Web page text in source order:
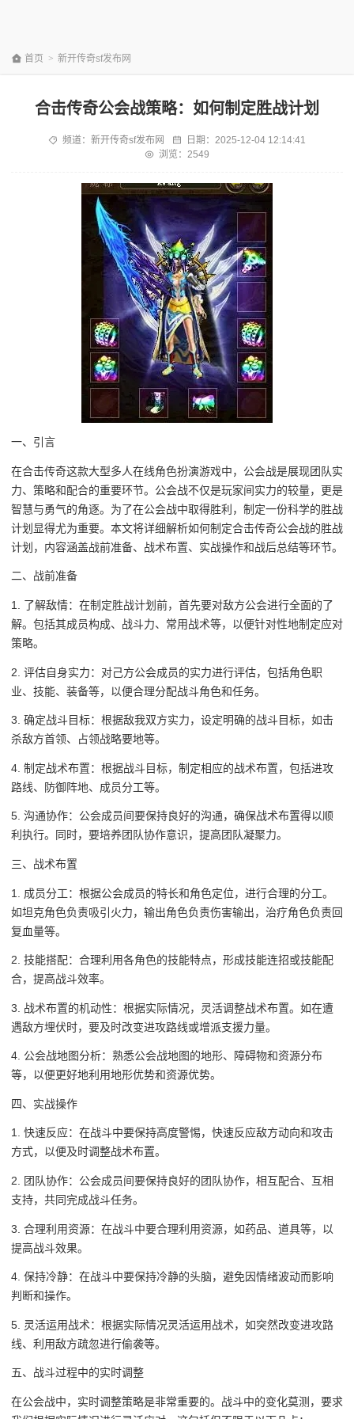
首页 > 新开传奇sf发布网
合击传奇公会战策略：如何制定胜战计划
频道： 新开传奇sf发布网 日期： 2025-12-04 12:14:41
浏览：2549
一、引言
在合击传奇这款大型多人在线角色扮演游戏中，公会战是展现团队实
力、策略和配合的重要环节。公会战不仅是玩家间实力的较量，更是
智慧与勇气的角逐。为了在公会战中取得胜利，制定一份科学的胜战
计划显得尤为重要。本文将详细解析如何制定合击传奇公会战的胜战
计划，内容涵盖战前准备、战术布置、实战操作和战后总结等环节。
二、战前准备
1. 了解敌情：在制定胜战计划前，首先要对敌方公会进行全面的了
解。包括其成员构成、战斗力、常用战术等，以便针对性地制定应对
策略。
2. 评估自身实力：对己方公会成员的实力进行评估，包括角色职
业、技能、装备等，以便合理分配战斗角色和任务。
3. 确定战斗目标：根据敌我双方实力，设定明确的战斗目标，如击
杀敌方首领、占领战略要地等。
4. 制定战术布置：根据战斗目标，制定相应的战术布置，包括进攻
路线、防御阵地、成员分工等。
5. 沟通协作：公会成员间要保持良好的沟通，确保战术布置得以顺
利执行。同时，要培养团队协作意识，提高团队凝聚力。
三、战术布置
1. 成员分工：根据公会成员的特长和角色定位，进行合理的分工。
如坦克角色负责吸引火力，输出角色负责伤害输出，治疗角色负责回
复血量等。
2. 技能搭配：合理利用各角色的技能特点，形成技能连招或技能配
合，提高战斗效率。
3. 战术布置的机动性：根据实际情况，灵活调整战术布置。如在遭
遇敌方埋伏时，要及时改变进攻路线或增派支援力量。
4. 公会战地图分析：熟悉公会战地图的地形、障碍物和资源分布
等，以便更好地利用地形优势和资源优势。
四、实战操作
1. 快速反应：在战斗中要保持高度警惕，快速反应敌方动向和攻击
方式，以便及时调整战术布置。
2. 团队协作：公会成员间要保持良好的团队协作，相互配合、互相
支持，共同完成战斗任务。
3. 合理利用资源：在战斗中要合理利用资源，如药品、道具等，以
提高战斗效果。
4. 保持冷静：在战斗中要保持冷静的头脑，避免因情绪波动而影响
判断和操作。
5. 灵活运用战术：根据实际情况灵活运用战术，如突然改变进攻路
线、利用敌方疏忽进行偷袭等。
五、战斗过程中的实时调整
在公会战中，实时调整策略是非常重要的。战斗中的变化莫测，要求